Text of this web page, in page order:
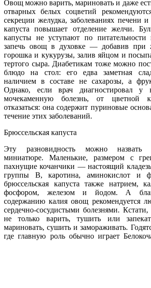
Овощ можно варить, мариновать и даже
отварных белых соцветий
секреции желудка, заболеваниях печени
капуста повышает отделение желчи.
капусты не уступают по
запечь овощ в духовке — добавив при
горошка и кукурузы, залив яйцом и
тертого сыра. Диабетикам тоже можно
блюдо на стол: его едва заметная
наличием в составе не сахарозы, а
Однако, если врач диагностировал у
мочекаменную болезнь, от цветной
отказаться: она содержит пуриновые
течение этих заболеваний.
Брюссельская капуста
Эту разновидность можно назвать
миниатюре. Маленькие, размером с
пахнущие кочанчики — настоящий
группы В, каротина, аминокислот и
брюссельская капуста также натрием,
фосфором, железом и йодом. А
содержанию калия овощ рекомендуется
сердечно-сосудистыми болезнями.
не только варить, тушить или
мариновать, сушить и замораживать.
где главную роль обычно играет